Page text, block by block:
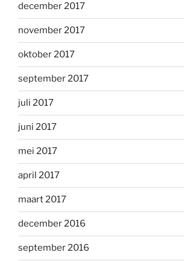
december 2017
november 2017
oktober 2017
september 2017
juli 2017
juni 2017
mei 2017
april 2017
maart 2017
december 2016
september 2016